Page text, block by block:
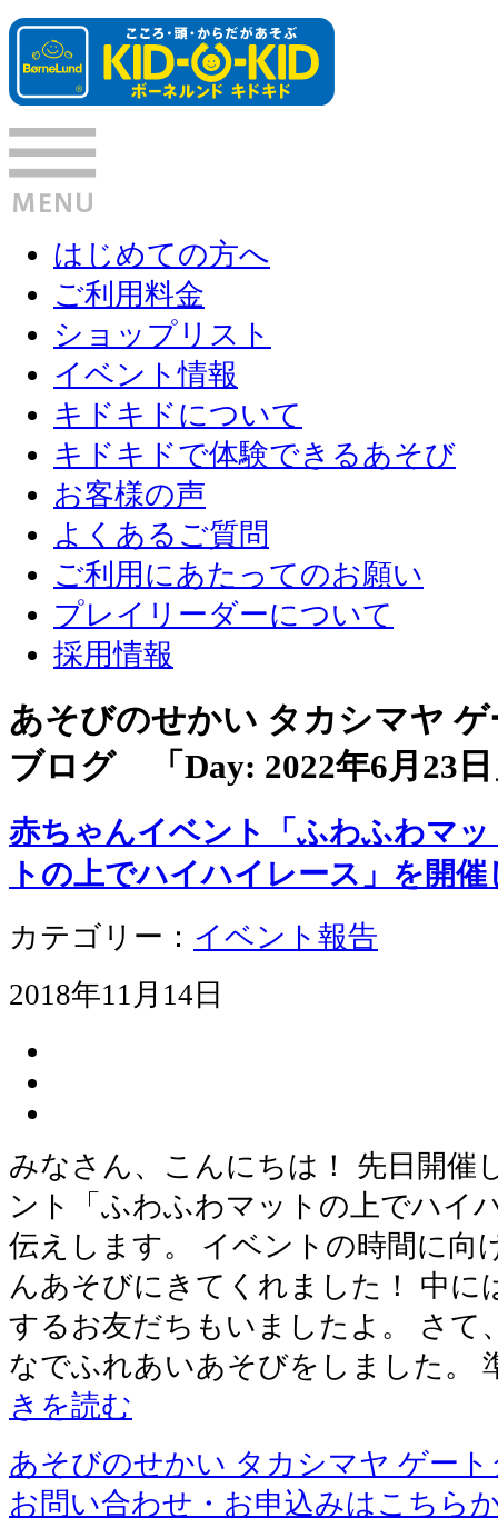
はじめての方へ
ご利用料金
ショップリスト
イベント情報
キドキドについて
キドキドで体験できるあそび
お客様の声
よくあるご質問
ご利用にあたってのお願い
プレイリーダーについて
採用情報
あそびのせかい タカシマヤ
ブログ 「Day: 2022年6月23日
赤ちゃんイベント「ふわふわマ
トの上でハイハイレース」を開
カテゴリー： イベント報告
2018年11月14日
みなさん、こんにちは！ 先日開催
ント「ふわふわマットの上でハイ
伝えします。 イベントの時間に向
んあそびにきてくれました！ 中に
するお友だちもいましたよ。 さて
なでふれあいあそびをしました。
きを読む
あそびのせかい タカシマヤ ゲー
お問い合わせ・お申込みはこちら